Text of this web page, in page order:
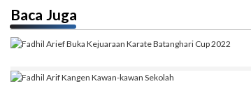
Baca Juga